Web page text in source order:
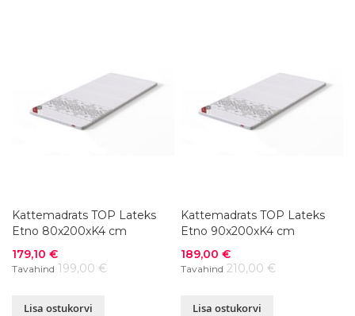
Kattemadrats TOP Lateks
Etno 80x200xK4 cm
Soodushind
179,10 €
Tavahind 199,00 €
Lisa ostukorvi
Kattemadrats TOP Lateks
Etno 90x200xK4 cm
Soodushind
189,00 €
Tavahind 210,00 €
Lisa ostukorvi